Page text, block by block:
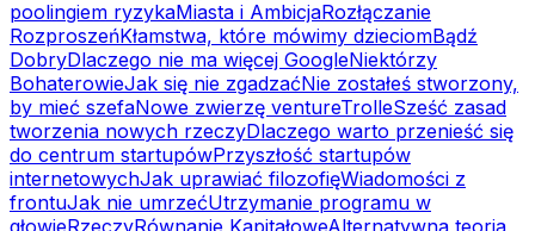
poolingiem ryzykaMiasta i AmbicjaRozłączanie
RozproszeńKłamstwa, które mówimy dzieciomBądź
DobryDlaczego nie ma więcej GoogleNiektórzy
BohaterowieJak się nie zgadzaćNie zostałeś stworzony,
by mieć szefaNowe zwierzę ventureTrolleSześć zasad
tworzenia nowych rzeczyDlaczego warto przenieść się
do centrum startupówPrzyszłość startupów
internetowychJak uprawiać filozofięWiadomości z
frontuJak nie umrzećUtrzymanie programu w
głowieRzeczyRównanie KapitałoweAlternatywna teoria